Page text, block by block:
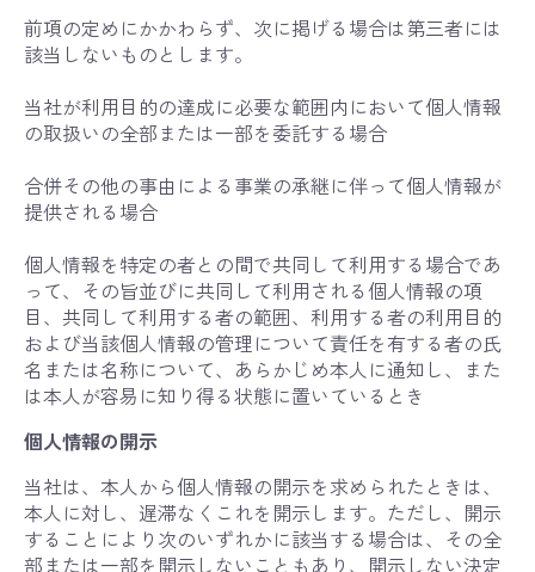
前項の定めにかかわらず、次に掲げる場合は第三者には
該当しないものとします。
当社が利用目的の達成に必要な範囲内において個人情報
の取扱いの全部または一部を委託する場合
合併その他の事由による事業の承継に伴って個人情報が
提供される場合
個人情報を特定の者との間で共同して利用する場合であ
って、その旨並びに共同して利用される個人情報の項
目、共同して利用する者の範囲、利用する者の利用目的
および当該個人情報の管理について責任を有する者の氏
名または名称について、あらかじめ本人に通知し、また
は本人が容易に知り得る状態に置いているとき
個人情報の開示
当社は、本人から個人情報の開示を求められたときは、
本人に対し、遅滞なくこれを開示します。ただし、開示
することにより次のいずれかに該当する場合は、その全
部または一部を開示しないこともあり、開示しない決定